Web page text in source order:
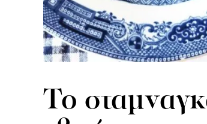
To